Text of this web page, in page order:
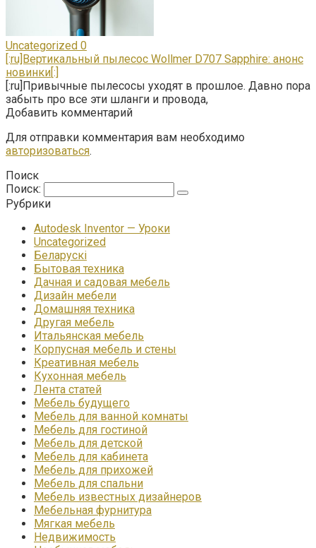
Uncategorized 0
[:ru]Вертикальный пылесос Wollmer D707 Sapphire: анонс
новинки[:]
[:ru]Привычные пылесосы уходят в прошлое. Давно пора
забыть про все эти шланги и провода,
Добавить комментарий
Для отправки комментария вам необходимо
авторизоваться.
Поиск
Поиск:
Рубрики
Autodesk Inventor — Уроки
Uncategorized
Беларускі
Бытовая техника
Дачная и садовая мебель
Дизайн мебели
Домашняя техника
Другая мебель
Итальянская мебель
Корпусная мебель и стены
Креативная мебель
Кухонная мебель
Лента статей
Мебель будущего
Мебель для ванной комнаты
Мебель для гостиной
Мебель для детской
Мебель для кабинета
Мебель для прихожей
Мебель для спальни
Мебель известных дизайнеров
Мебельная фурнитура
Мягкая мебель
Недвижимость